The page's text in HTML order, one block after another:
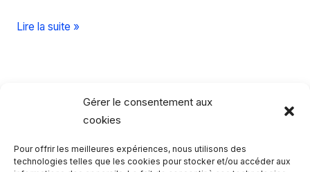
Gérer le consentement aux
cookies
Pour offrir les meilleures expériences, nous utilisons des
technologies telles que les cookies pour stocker et/ou accéder aux
Visite
Lire la suite »
Rechercher…